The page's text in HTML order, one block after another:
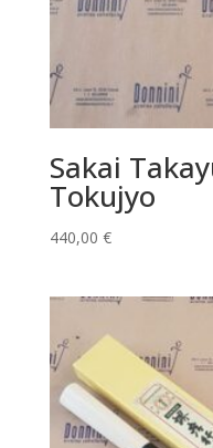
Sakai
Tokujyo
440,00 €